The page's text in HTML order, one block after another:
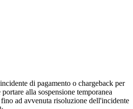
di pagamento o chargeback per
alla sospensione temporanea
ad avvenuta risoluzione dell'incidente